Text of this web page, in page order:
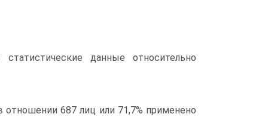
данные относительно
687 лиц или 71,7% применено